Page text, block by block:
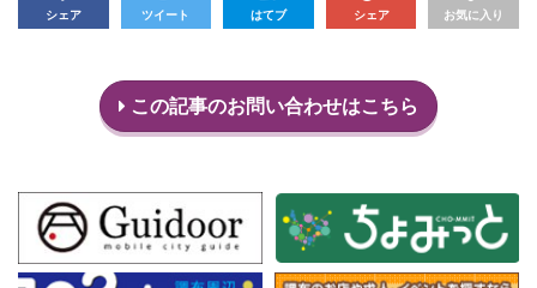
シェア ツイート はてブ シェア お気に入り
この記事のお問い合わせはこちら